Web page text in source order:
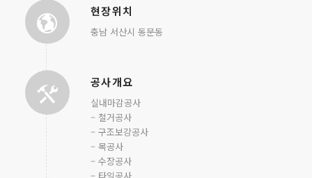
현장위치
충남 서산시 동문동
공사개요
실내마감공사
– 철거공사
– 구조보강공사
– 목공사
– 수장공사